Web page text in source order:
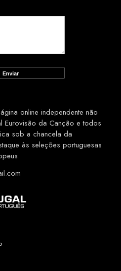
online independente não
Eurovisão da Canção e todos
sob a chancela da
às seleções portuguesas